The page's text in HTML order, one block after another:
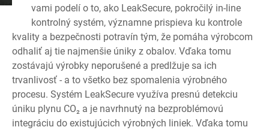
vami podelí o to, ako LeakSecure, pokročilý in-line
kontrolný systém, významne prispieva ku kontrole
kvality a bezpečnosti potravín tým, že pomáha výrobcom
odhaliť aj tie najmenšie úniky z obalov. Vďaka tomu
zostávajú výrobky neporušené a predlžuje sa ich
trvanlivosť - a to všetko bez spomalenia výrobného
procesu. Systém LeakSecure využíva presnú detekciu
úniku plynu CO₂ a je navrhnutý na bezproblémovú
integráciu do existujúcich výrobných liniek. Vďaka tomu